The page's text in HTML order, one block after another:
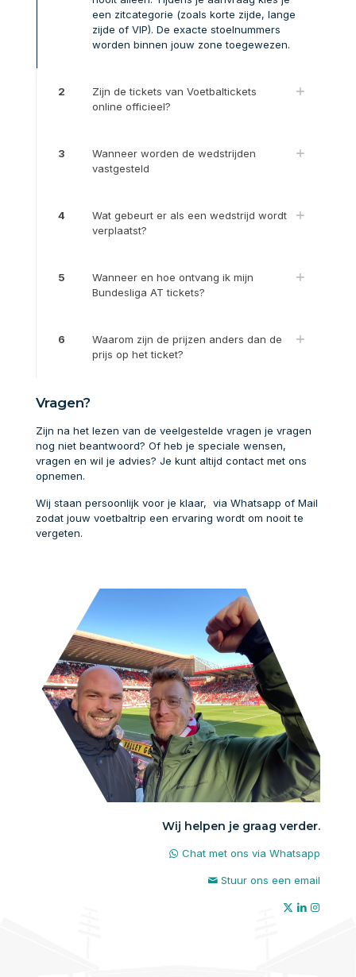
een zitcategorie (zoals korte zijde, lange
zijde of VIP). De exacte stoelnummers
worden binnen jouw zone toegewezen.
2
Zijn de tickets van Voetbaltickets
online officieel?
3
Wanneer worden de wedstrijden
vastgesteld
4
Wat gebeurt er als een wedstrijd wordt
verplaatst?
5
Wanneer en hoe ontvang ik mijn
Bundesliga AT tickets?
6
Waarom zijn de prijzen anders dan de
prijs op het ticket?
Vragen?
Zijn na het lezen van de veelgestelde vragen je vragen
nog niet beantwoord? Of heb je speciale wensen,
vragen en wil je advies? Je kunt altijd contact met ons
opnemen.
Wij staan persoonlijk voor je klaar, via Whatsapp of Mail
zodat jouw voetbaltrip een ervaring wordt om nooit te
vergeten.
Wij helpen je graag verder.
Chat met ons via Whatsapp
Stuur ons een email